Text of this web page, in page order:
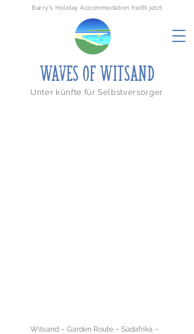
Barry's Holiday Accommodation heißt jetzt
WAVES OF WITSAND
Unter künfte für Selbstversorger
Witsand – Garden Route – Südafrika –